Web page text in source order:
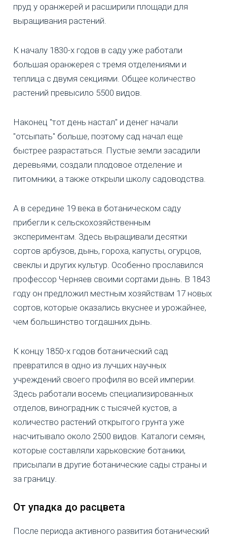
пруд у оранжерей и расширили площади для
выращивания растений.
К началу 1830-х годов в саду уже работали
большая оранжерея с тремя отделениями и
теплица с двумя секциями. Общее количество
растений превысило 5500 видов.
Наконец "тот день настал" и денег начали
"отсыпать" больше, поэтому сад начал еще
быстрее разрастаться. Пустые земли засадили
деревьями, создали плодовое отделение и
питомники, а также открыли школу садоводства.
А в середине 19 века в ботаническом саду
прибегли к сельскохозяйственным
экспериментам. Здесь выращивали десятки
сортов арбузов, дынь, гороха, капусты, огурцов,
свеклы и других культур. Особенно прославился
профессор Черняев своими сортами дынь. В 1843
году он предложил местным хозяйствам 17 новых
сортов, которые оказались вкуснее и урожайнее,
чем большинство тогдашних дынь.
К концу 1850-х годов ботанический сад
превратился в одно из лучших научных
учреждений своего профиля во всей империи.
Здесь работали восемь специализированных
отделов, виноградник с тысячей кустов, а
количество растений открытого грунта уже
насчитывало около 2500 видов. Каталоги семян,
которые составляли харьковские ботаники,
присылали в другие ботанические сады страны и
за границу.
От упадка до расцвета
После периода активного развития ботанический